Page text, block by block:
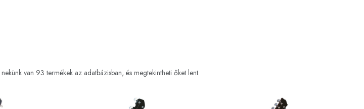
nekünk van 93 termékek az adatbázisban, és megtekintheti őket lent.